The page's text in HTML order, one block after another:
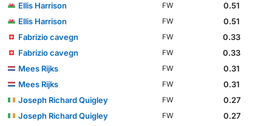
Ellis Harrison
FW
0.51
Ellis Harrison
FW
0.51
Fabrizio cavegn
FW
0.33
Fabrizio cavegn
FW
0.33
Mees Rijks
FW
0.31
Mees Rijks
FW
0.31
Joseph Richard Quigley
FW
0.27
Joseph Richard Quigley
FW
0.27